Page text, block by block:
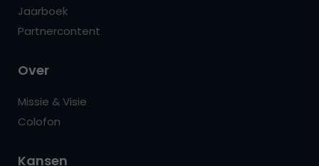
Jaarboek
Partnercontent
Over
Missie & Visie
Colofon
Kansen